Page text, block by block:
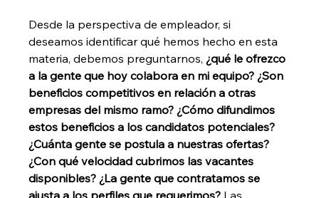
Desde la perspectiva de empleador, si
deseamos identificar qué hemos hecho en esta
materia, debemos preguntarnos, ¿qué le ofrezco
a la gente que hoy colabora en mi equipo? ¿Son
beneficios competitivos en relación a otras
empresas del mismo ramo? ¿Cómo difundimos
estos beneficios a los candidatos potenciales?
¿Cuánta gente se postula a nuestras ofertas?
¿Con qué velocidad cubrimos las vacantes
disponibles? ¿La gente que contratamos se